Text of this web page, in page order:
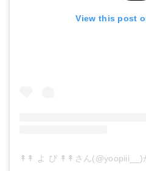
View this post
↟↟ よ ぴ ↟↟さん(@yoopiii__)